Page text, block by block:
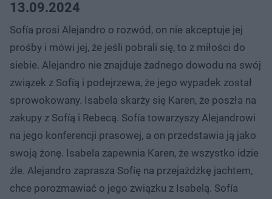
13.09.2024
Sofía prosi Alejandro o rozwód, on nie akceptuje jej
prośby i mówi jej, że jeśli pobrali się, to z miłości do
siebie. Alejandro nie znajduje żadnego dowodu na swój
związek z Sofíą i podejrzewa, że ​​jego wypadek został
sprowokowany. Isabela skarży się Karen, że poszła na
zakupy z Sofíą i Rebecą. Sofía towarzyszy Alejandrowi
na jego konferencji prasowej, a on przedstawia ją jako
swoją żonę. Isabela zapewnia Karen, że wszystko idzie
źle. Alejandro zaprasza Sofíę na przejażdżkę jachtem,
chce porozmawiać o jego związku z Isabelą. Sofía